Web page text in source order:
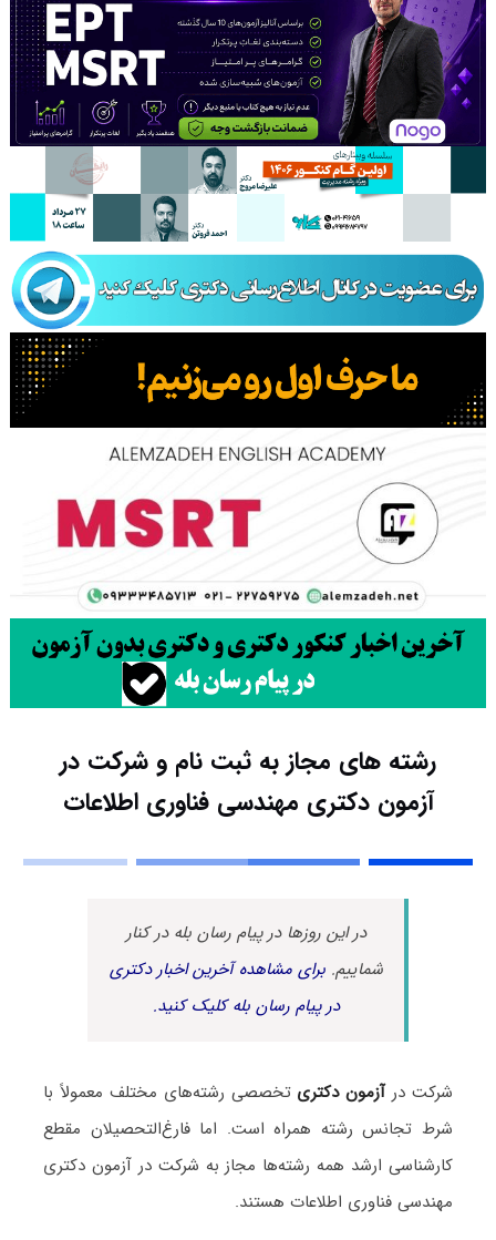
رشته های مجاز به ثبت نام و شرکت در
آزمون دکتری مهندسی فناوری اطلاعات
در این روزها در پیام رسان بله در کنار
شماییم.برای مشاهده آخرین اخبار دکتری
در پیام رسان بله کلیک کنید.
شرکت درآزمون دکتری تخصصی رشته‌های مختلف معمولاً با
شرط تجانس رشته همراه است. اما فارغ‌التحصیلان مقطع
کارشناسی ارشد همه رشته‌ها مجاز به شرکت در آزمون دکتری
مهندسی فناوری اطلاعات هستند.